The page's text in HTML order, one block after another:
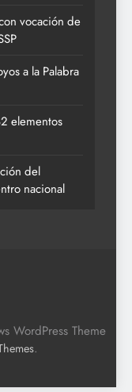
vocación de
a la Palabra
elementos
del
nacional
WordPress Theme
.